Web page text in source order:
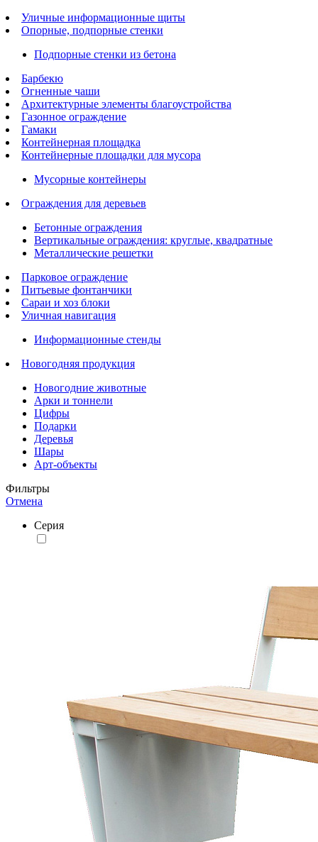
Уличные информационные щиты
Опорные, подпорные стенки
Подпорные стенки из бетона
Барбекю
Огненные чаши
Архитектурные элементы благоустройства
Газонное ограждение
Гамаки
Контейнерная площадка
Контейнерные площадки для мусора
Мусорные контейнеры
Ограждения для деревьев
Бетонные ограждения
Вертикальные ограждения: круглые, квадратные
Металлические решетки
Парковое ограждение
Питьевые фонтанчики
Сараи и хоз блоки
Уличная навигация
Информационные стенды
Новогодняя продукция
Новогодние животные
Арки и тоннели
Цифры
Подарки
Деревья
Шары
Арт-объекты
Фильтры
Отмена
Серия